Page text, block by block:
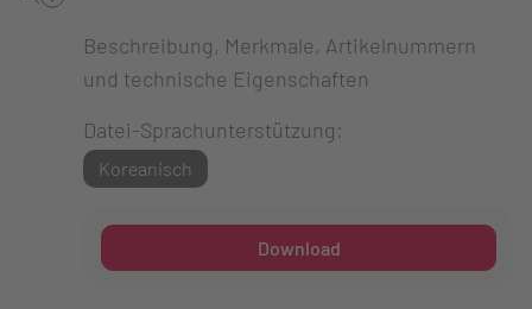
Beschreibung, Merkmale, Artikelnummern
und technische Eigenschaften
Datei-Sprachunterstützung:
Koreanisch
Download